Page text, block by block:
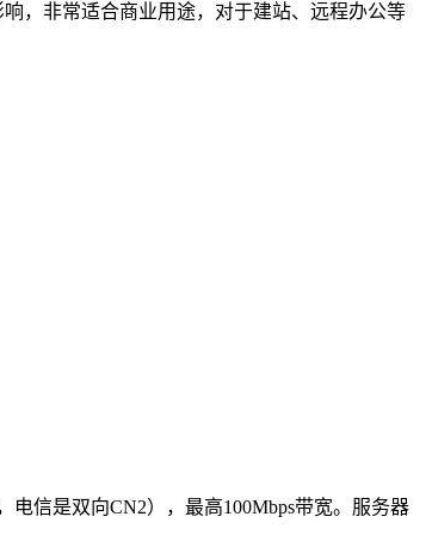
，非常适合商业用途，对于建站、远程办公等
信是双向CN2），最高100Mbps带宽。服务器